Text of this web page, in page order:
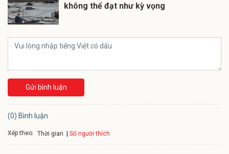
không thể đạt như kỳ vọng
Gửi bình luận
(0) Bình luận
Xếp theo: Thời gian Số người thích